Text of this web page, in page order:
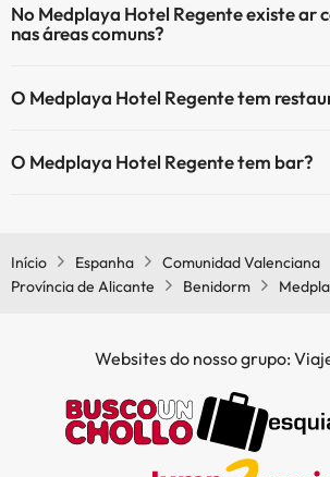
comuns.
No Medplaya Hotel Regente existe ar
nas áreas comuns?
comuns.
O Medplaya Hotel Regente tem
O Medplaya Hotel Regente tem bar?
Início Espanha
Comunidad Valenciana
Província de Alicante
Benidorm
Websites do nosso grupo: